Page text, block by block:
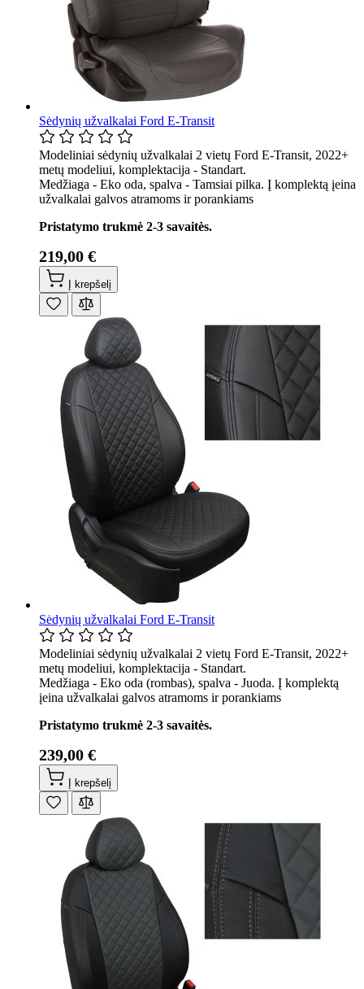
Sėdynių užvalkalai Ford E-Transit
Modeliniai sėdynių užvalkalai 2 vietų Ford E-Transit, 2022+
metų modeliui, komplektacija - Standart.
Medžiaga - Eko oda, spalva - Tamsiai pilka. Į komplektą įeina
užvalkalai galvos atramoms ir porankiams
Pristatymo trukmė 2-3 savaitės.
219,00 €
Į krepšelį
Sėdynių užvalkalai Ford E-Transit
Modeliniai sėdynių užvalkalai 2 vietų Ford E-Transit, 2022+
metų modeliui, komplektacija - Standart.
Medžiaga - Eko oda (rombas), spalva - Juoda. Į komplektą
įeina užvalkalai galvos atramoms ir porankiams
Pristatymo trukmė 2-3 savaitės.
239,00 €
Į krepšelį